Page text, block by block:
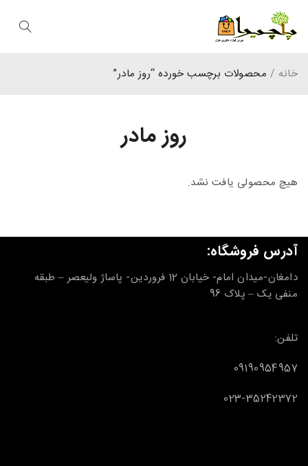
روز مادر
خانه / محصولات برچسب خورده “روز مادر”
هیچ محصولی یافت نشد.
آدرس فروشگاه:
دامغان-میدان امام- خیابان 12 فروردین- پاساژ ولیعصر – طبقه
منفی یک – پلاک 96
تلفن:
09190954957
023-35242372